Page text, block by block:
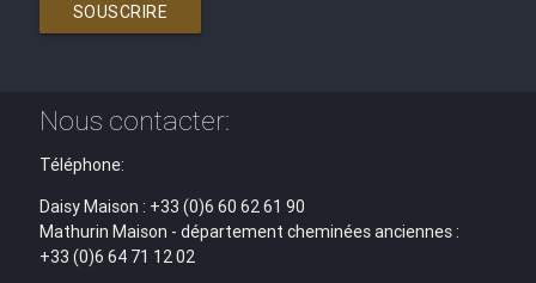
SOUSCRIRE
Nous contacter:
Téléphone:
Daisy Maison : +33 (0)6 60 62 61 90
Mathurin Maison - département cheminées anciennes :
+33 (0)6 64 71 12 02